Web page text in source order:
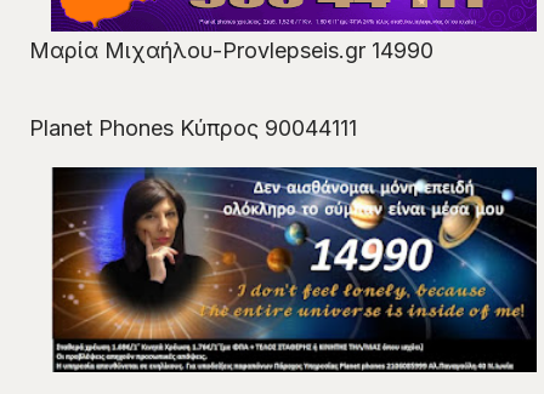
Μαρία Μιχαήλου-Provlepseis.gr 14990
Planet Phones Κύπρος 90044111